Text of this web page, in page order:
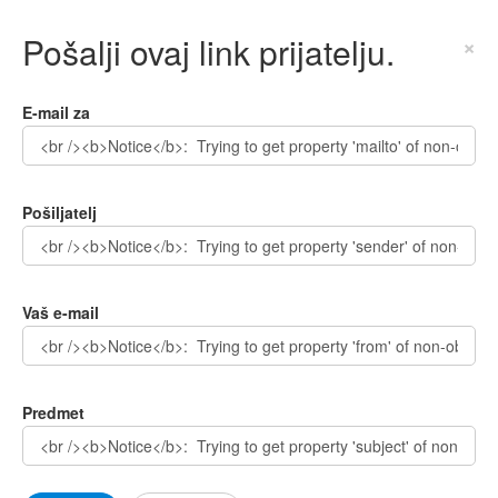
Pošalji ovaj link prijatelju. ×
E-mail za
Pošiljatelj
Vaš e-mail
Predmet